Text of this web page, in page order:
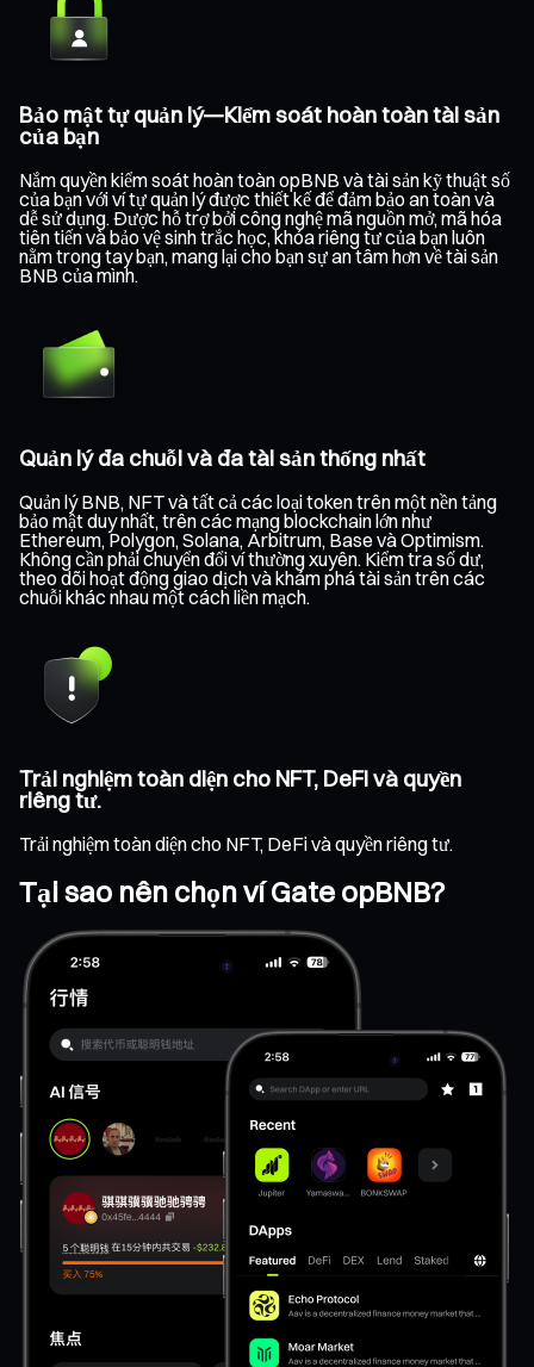
Bảo mật tự quản lý—Kiểm soát hoàn toàn tài sản
của bạn
Nắm quyền kiểm soát hoàn toàn opBNB và tài sản kỹ thuật số
của bạn với ví tự quản lý được thiết kế để đảm bảo an toàn và
dễ sử dụng. Được hỗ trợ bởi công nghệ mã nguồn mở, mã hóa
tiên tiến và bảo vệ sinh trắc học, khóa riêng tư của bạn luôn
nằm trong tay bạn, mang lại cho bạn sự an tâm hơn về tài sản
BNB của mình.
Quản lý đa chuỗi và đa tài sản thống nhất
Quản lý BNB, NFT và tất cả các loại token trên một nền tảng
bảo mật duy nhất, trên các mạng blockchain lớn như
Ethereum, Polygon, Solana, Arbitrum, Base và Optimism.
Không cần phải chuyển đổi ví thường xuyên. Kiểm tra số dư,
theo dõi hoạt động giao dịch và khám phá tài sản trên các
chuỗi khác nhau một cách liền mạch.
Trải nghiệm toàn diện cho NFT, DeFi và quyền
riêng tư.
Trải nghiệm toàn diện cho NFT, DeFi và quyền riêng tư.
Tại sao nên chọn ví Gate opBNB?